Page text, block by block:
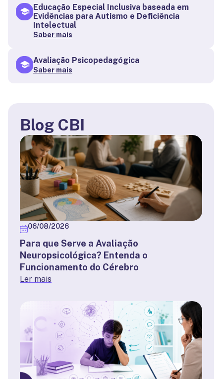
Educação Especial Inclusiva baseada em
Evidências para Autismo e Deficiência
Intelectual
Saber mais
Avaliação Psicopedagógica
Saber mais
Blog CBI
06/08/2026
Para que Serve a Avaliação
Neuropsicológica? Entenda o
Funcionamento do Cérebro
Ler mais